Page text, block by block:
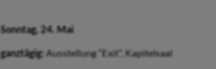
Sonntag, 24. Mai
ganztägig: Ausstellung “Exit”, Kapitelsaal